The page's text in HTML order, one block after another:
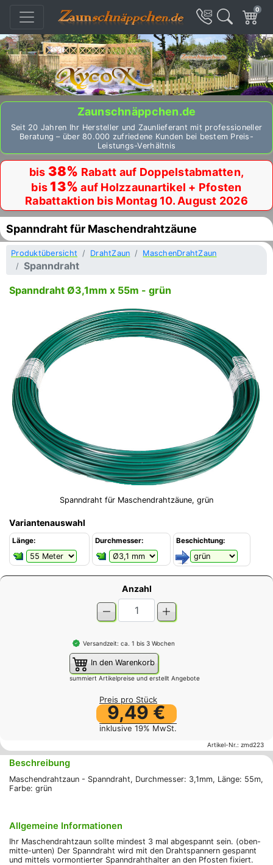
0
Zaunschnäppchen.de
Seit 20 Jahren Ihr Hersteller und Zaunlieferant mit professioneller
Beratung – über 80.000 zufriedene Kunden bei bestem Preis-
Leistungs-Verhältnis
bis 38% Rabatt auf Doppelstabmatten,
bis 13% auf Holzzaunartikel + Pfosten
Rabattaktion bis Montag 10. August 2026
Spanndraht für Maschendrahtzäune
Produktübersicht DrahtZaun MaschenDrahtZaun
Spanndraht
Spanndraht Ø3,1mm x 55m - grün
Spanndraht für Maschendrahtzäune, grün
Variantenauswahl
Länge: Durchmesser: Beschichtung:
Anzahl
Versandzeit: ca. 1 bis 3 Wochen
In den Warenkorb
summiert Artikelpreise und erstellt Angebote
Preis pro Stück
9,49 €
inklusive 19% MwSt.
Artikel-Nr.: zmd223
Beschreibung
Maschendrahtzaun - Spanndraht, Durchmesser: 3,1mm, Länge: 55m,
Farbe: grün
Allgemeine Informationen
Ihr Maschendrahtzaun sollte mindest 3 mal abgespannt sein. (oben-
mitte-unten) Der Spanndraht wird mit den Drahtspannern gespannt
und mittels vormontierter Spanndrahthalter an den Pfosten fixiert.